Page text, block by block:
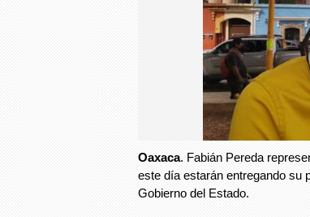
Oaxaca. Fabián Pereda
este día estarán entregando su
Gobierno del Estado.